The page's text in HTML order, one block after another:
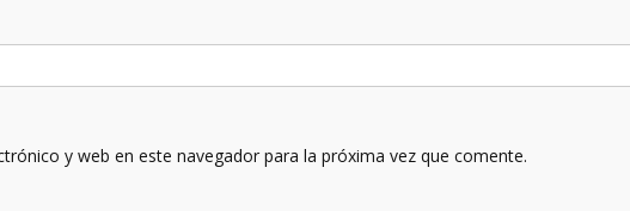
y web en este navegador para la próxima vez que comente.